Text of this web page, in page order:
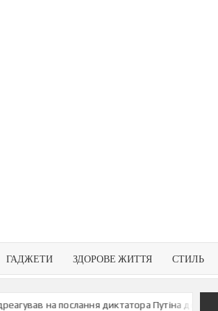
ГАДЖЕТИ ЗДОРОВЕ ЖИТТЯ СТИЛЬ
на послання диктатора Путіна до росіян